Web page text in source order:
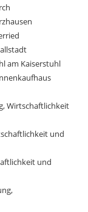
am Kaiserstuhl
Wirtschaftlichkeit
und
und